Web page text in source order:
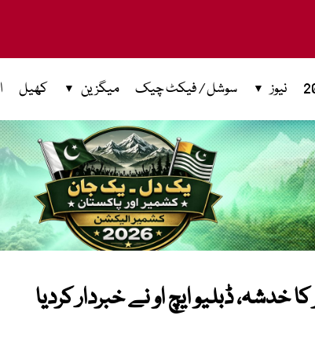
نیوز سوشل / فیکٹ چیک میگزین کھیل
ڈبلیو ایچ او نے خبردار کردیا